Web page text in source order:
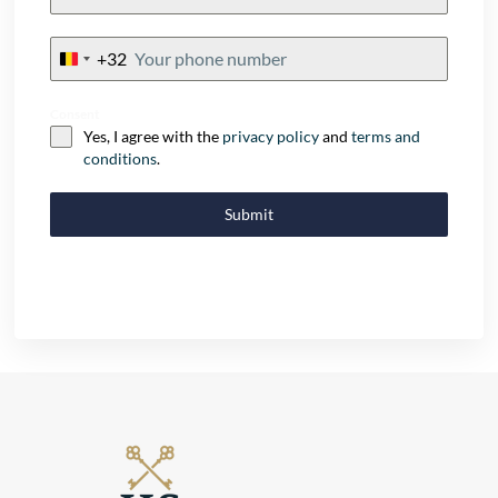
Belgium
+32
Yes, I agree with the privacy policyandterms and
conditions.
Submit